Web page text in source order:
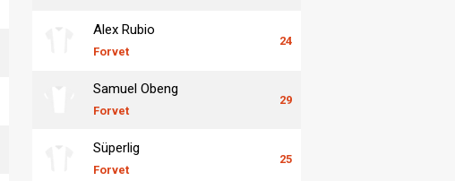
Alex Rubio
Forvet
24
Samuel Obeng
Forvet
29
Süperlig
Forvet
25